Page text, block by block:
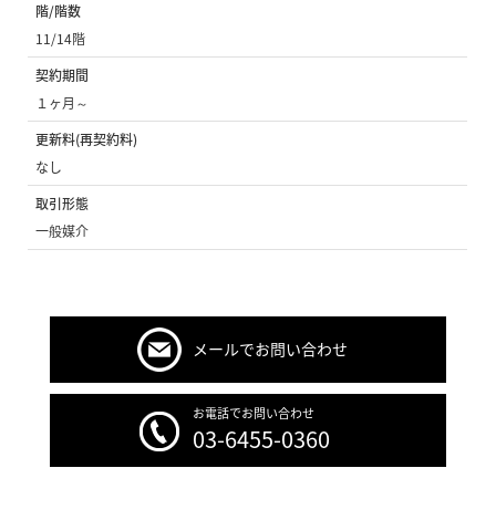
階/階数
11/14階
契約期間
１ヶ月～
更新料(再契約料)
なし
取引形態
一般媒介
メールでお問い合わせ
お電話でお問い合わせ
03-6455-0360